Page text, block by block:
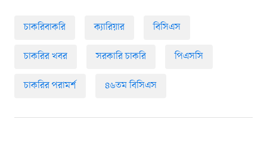
চাকরিবাকরি ক্যারিয়ার বিসিএস
চাকরির খবর সরকারি চাকরি পিএসসি
চাকরির পরামর্শ ৪৬তম বিসিএস